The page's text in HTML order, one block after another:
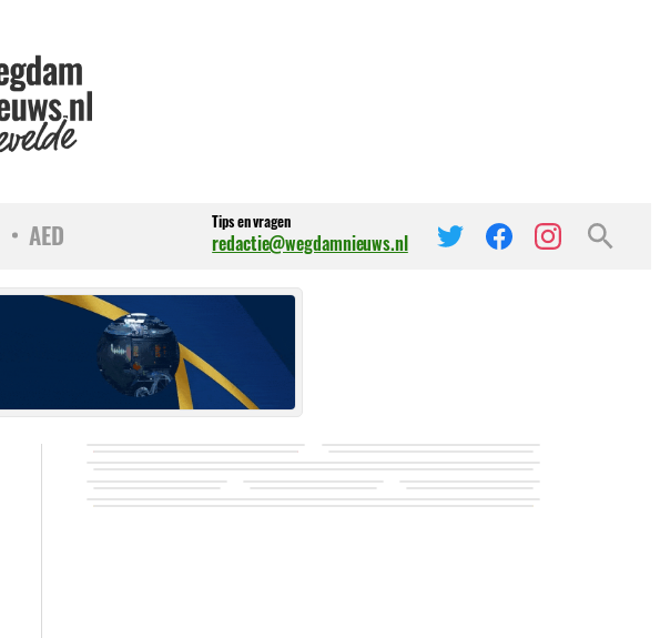
AED Tips en vragen
redactie@wegdamnieuws.nl